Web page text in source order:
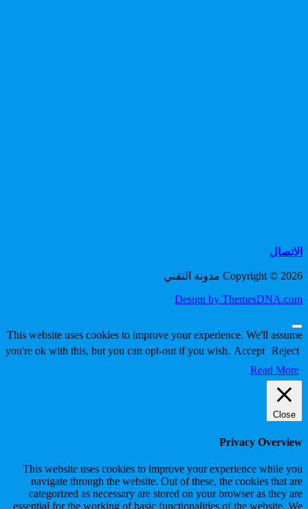
الاتصال
Copyright © 2026 مدونة التقني
Design by ThemesDNA.com
Scroll
to
Top
This website uses cookies to improve your experience. We'll assume
you're ok with this, but you can opt-out if you wish. Accept Reject
Read More
Close
Privacy Overview
This website uses cookies to improve your experience while you
navigate through the website. Out of these, the cookies that are
categorized as necessary are stored on your browser as they are
essential for the working of basic functionalities of the website. We